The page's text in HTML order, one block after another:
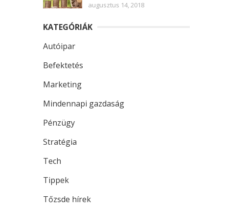
augusztus 14, 2018
KATEGÓRIÁK
Autóipar
Befektetés
Marketing
Mindennapi gazdaság
Pénzügy
Stratégia
Tech
Tippek
Tőzsde hírek